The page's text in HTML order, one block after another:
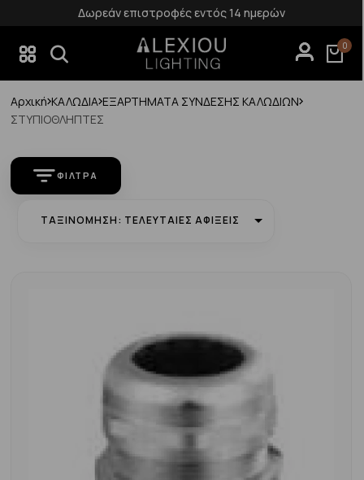
Δωρεάν επιστροφές εντός 14 ημερών
0
Αρχική ΚΑΛΩΔΙΑ ΕΞΑΡΤΗΜΑΤΑ ΣΥΝΔΕΣΗΣ ΚΑΛΩΔΙΩΝ
ΣΤΥΠΙΟΘΛΗΠΤΕΣ
ΦΊΛΤΡΑ
ΤΑΞΙΝΌΜΗΣΗ: ΤΕΛΕΥΤΑΊΕΣ ΑΦΊΞΕΙΣ